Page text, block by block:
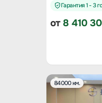
Гарантия 1 - 3
от 8 410
84000 км.